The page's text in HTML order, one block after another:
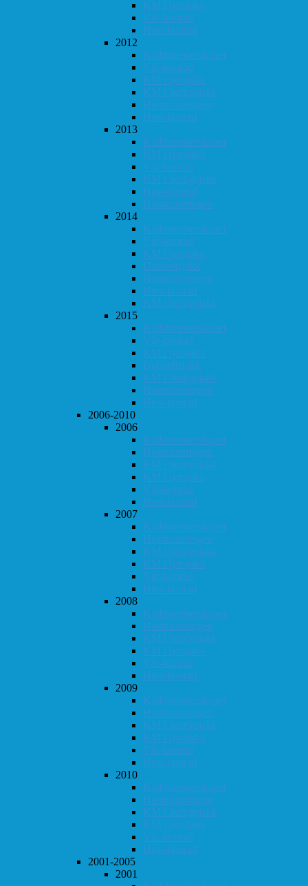
KM i lynsjakk
Vår-konrad
Høst-konrad
2012
Klubbmesterskapet
Vår-konrad
KM i lynsjakk
KM i hurtigsjakk
Høstturneringen
Høst-konrad
2013
Klubbmesterskapet
KM i lynsjakk
Vår-konrad
KM i hurtigsjakk
Høst-konrad
Høstturneringen
2014
Klubbmesterskapet
Vår-konrad
KM i lynsjakk
Dobbeltsjakk
Høstturneringen
Høst-konrad
KM i hurtigsjakk
2015
Klubbmesterskapet
Vår-konrad
KM i lynsjakk
Dobbeltsjakk
KM i hurtigsjakk
Høstturneringen
Høst-konrad
2006-2010
2006
Klubbmesterskapet
Høstturneringen
KM i hurtigsjakk
KM i lynsjakk
Vår-konrad
Høst-konrad
2007
Klubbmesterskapet
Høstturneringen
KM i hurtigsjakk
KM i lynsjakk
Vår-konrad
Høst-konrad
2008
Klubbmesterskapet
Høstturneringen
KM i hurtigsjakk
KM i lynsjakk
Vår-konrad
Høst-konrad
2009
Klubbmesterskapet
Høstturneringen
KM i hurtigsjakk
KM i lynsjakk
Vår-konrad
Høst-konrad
2010
Klubbmesterskapet
Høstturneringen
KM i hurtigsjakk
KM i lynsjakk
Vår-konrad
Høst-konrad
2001-2005
2001